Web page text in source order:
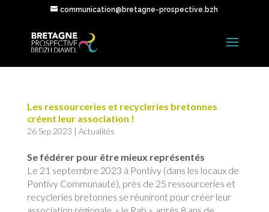
communication@bretagne-prospective.bzh
Les ressourceries et recycleries bretonnes
créent leur association !
26 Sep 2023 | Actualités
Se fédérer pour être mieux représentés
Le 21 septembre 2023 à Pontivy (dans les locaux de
Pontivy Communauté), près de 25 ressourceries et
recycleries bretonnes se réuniront pour créer leur